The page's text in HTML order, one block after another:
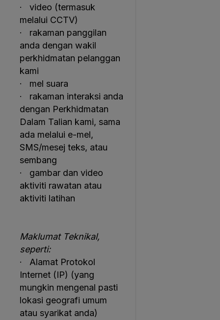
· video (termasuk
melalui CCTV)
· rakaman panggilan
anda dengan wakil
perkhidmatan pelanggan
kami
· mel suara
· rakaman interaksi anda
dengan Perkhidmatan
Dalam Talian kami, sama
ada melalui e-mel,
SMS/mesej teks, atau
sembang
· gambar dan video
aktiviti rawatan atau
aktiviti latihan
Maklumat Teknikal,
seperti:
· Alamat Protokol
Internet (IP) (yang
mungkin mengenal pasti
lokasi geografi umum
atau syarikat anda)